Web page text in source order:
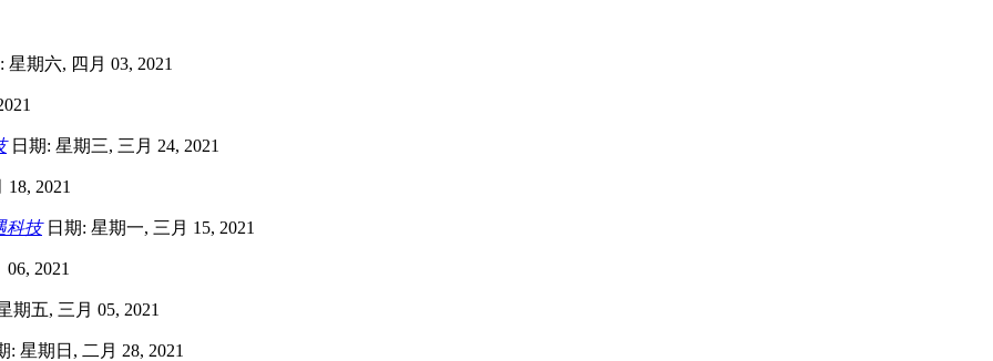
期六, 四月 03, 2021
日期: 星期三, 三月 24, 2021
2021
科技日期: 星期一, 三月 15, 2021
2021
期五, 三月 05, 2021
: 星期日, 二月 28, 2021